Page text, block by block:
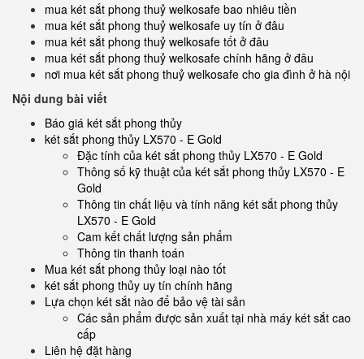
mua két sắt phong thuỷ welkosafe bao nhiêu tiền
mua két sắt phong thuỷ welkosafe uy tín ở đâu
mua két sắt phong thuỷ welkosafe tốt ở đâu
mua két sắt phong thuỷ welkosafe chính hãng ở đâu
nơi mua két sắt phong thuỷ welkosafe cho gia đình ở hà nội
Nội dung bài viết
Báo giá két sắt phong thủy
két sắt phong thủy LX570 - E Gold
Đặc tính của két sắt phong thủy LX570 - E Gold
Thông số kỹ thuật của két sắt phong thủy LX570 - E
Gold
Thông tin chất liệu và tính năng két sắt phong thủy
LX570 - E Gold
Cam kết chất lượng sản phẩm
Thông tin thanh toán
Mua két sắt phong thủy loại nào tốt
két sắt phong thủy uy tín chính hãng
Lựa chọn két sắt nào để bảo vệ tài sản
Các sản phẩm được sản xuất tại nhà máy két sắt cao
cấp
Liên hệ đặt hàng